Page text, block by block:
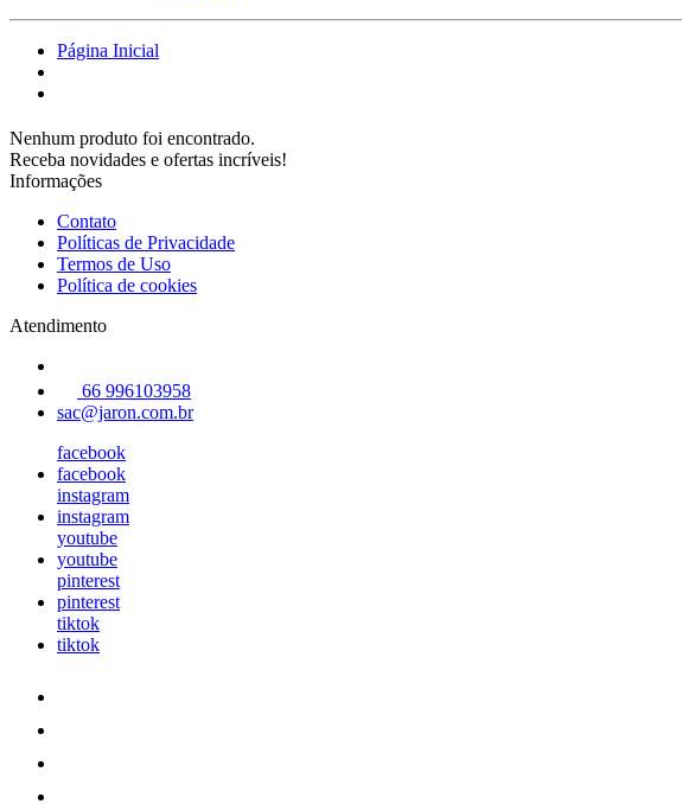
Página Inicial
Nenhum produto foi encontrado.
Receba novidades e ofertas incríveis!
Informações
Contato
Políticas de Privacidade
Termos de Uso
Política de cookies
Atendimento
66 996103958
sac@jaron.com.br
facebook
facebook
instagram
instagram
youtube
youtube
pinterest
pinterest
tiktok
tiktok